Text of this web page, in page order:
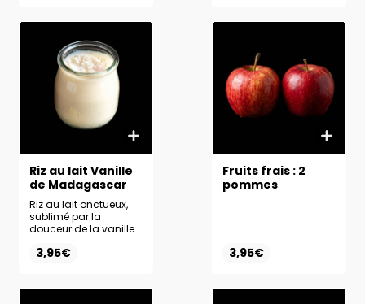
Riz au lait Vanille
de Madagascar
Riz au lait onctueux,
sublimé par la
douceur de la vanille.
3,95€
Fruits frais : 2
pommes
3,95€